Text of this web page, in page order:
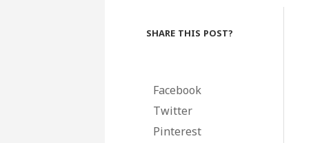
SHARE THIS POST?
Facebook
Twitter
Pinterest